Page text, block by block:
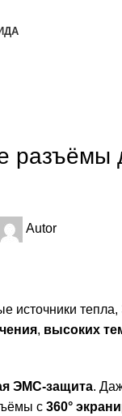
Autor
источники
, высоких
ЭМС-защита.
с 360°